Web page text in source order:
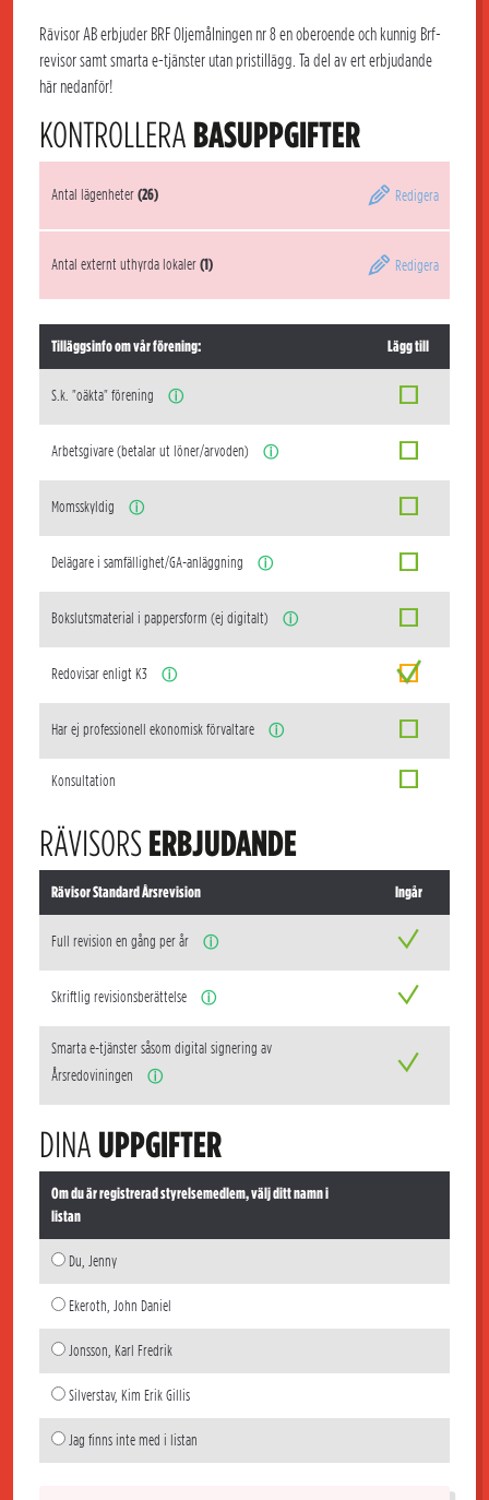
Rävisor AB erbjuder BRF Oljemålningen nr 8 en oberoende och kunnig Brf-
revisor samt smarta e-tjänster utan pristillägg. Ta del av ert erbjudande
här nedanför!
KONTROLLERA BASUPPGIFTER
Antal lägenheter(26) Redigera
Antal externt uthyrda lokaler(1) Redigera
Tilläggsinfo om vår förening: Lägg till
S.k. "oäkta" förening ⓘ
Arbetsgivare (betalar ut löner/arvoden) ⓘ
Momsskyldig ⓘ
Delägare i samfällighet/GA-anläggning ⓘ
Bokslutsmaterial i pappersform (ej digitalt) ⓘ
Redovisar enligt K3 ⓘ
Har ej professionell ekonomisk förvaltare ⓘ
Konsultation
RÄVISORSERBJUDANDE
Rävisor Standard Årsrevision Ingår
Full revision en gång per år ⓘ
Skriftlig revisionsberättelse ⓘ
Smarta e-tjänster såsom digital signering av
Årsredoviningen
ⓘ
DINA UPPGIFTER
Om du är registrerad styrelsemedlem, välj ditt namn i
listan
Du, Jenny
Ekeroth, John Daniel
Jonsson, Karl Fredrik
Silverstav, Kim Erik Gillis
Jag finns inte med i listan